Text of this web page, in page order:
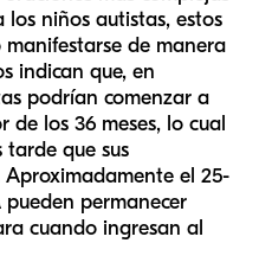
niños autistas, estos
de manera
indican que, en
podrían comenzar a
los 36 meses, lo cual
que sus
el 25-
pueden permanecer
cuando ingresan al